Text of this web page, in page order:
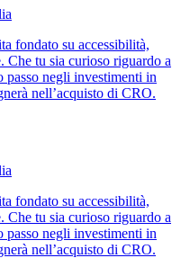
fondato su accessibilità,
Che tu sia curioso riguardo a
negli investimenti in
nell’acquisto di CRO.
fondato su accessibilità,
Che tu sia curioso riguardo a
negli investimenti in
nell’acquisto di CRO.